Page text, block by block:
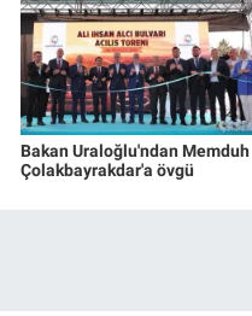
Bakan Uraloğlu'ndan Memduh
Çolakbayrakdar'a övgü